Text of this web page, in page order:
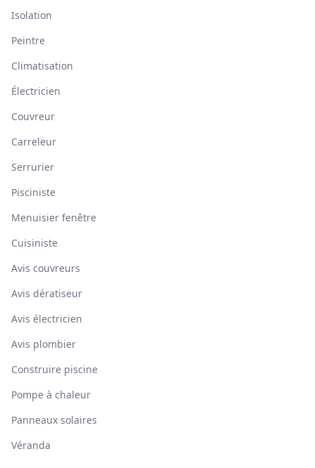
Isolation
Peintre
Climatisation
Électricien
Couvreur
Carreleur
Serrurier
Pisciniste
Menuisier fenêtre
Cuisiniste
Avis couvreurs
Avis dératiseur
Avis électricien
Avis plombier
Construire piscine
Pompe à chaleur
Panneaux solaires
Véranda